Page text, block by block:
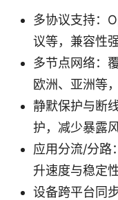
多协议支持：
议等，兼容性
多节点网络：
欧洲、亚洲等
静默保护与断
护，减少暴露
应用分流/分路
升速度与稳定
设备跨平台同